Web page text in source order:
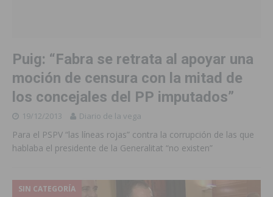
Puig: “Fabra se retrata al apoyar una
moción de censura con la mitad de
los concejales del PP imputados”
19/12/2013 Diario de la vega
Para el PSPV “las líneas rojas” contra la corrupción de las que
hablaba el presidente de la Generalitat “no existen”
SIN CATEGORÍA